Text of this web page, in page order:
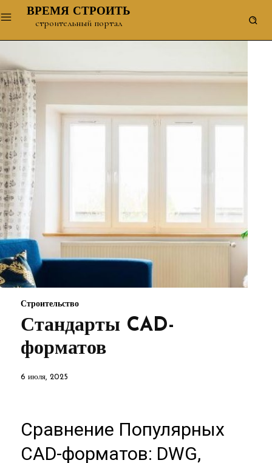
ВРЕМЯ СТРОИТЬ
строительный портал
Строительство
Стандарты CAD-
форматов
6 июля, 2025
Сравнение Популярных
CAD-форматов: DWG,